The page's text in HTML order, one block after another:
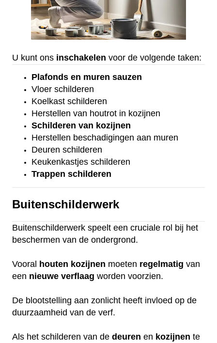
U kunt ons inschakelen voor de volgende taken:
Plafonds en muren sauzen
Vloer schilderen
Koelkast schilderen
Herstellen van houtrot in kozijnen
Schilderen van kozijnen
Herstellen beschadigingen aan muren
Deuren schilderen
Keukenkastjes schilderen
Trappen schilderen
Buitenschilderwerk
Buitenschilderwerk speelt een cruciale rol bij het
beschermen van de ondergrond.
Vooral houten kozijnen moeten regelmatig van
een nieuwe verflaag worden voorzien.
De blootstelling aan zonlicht heeft invloed op de
duurzaamheid van de verf.
Als het schilderen van de deuren en kozijnen te